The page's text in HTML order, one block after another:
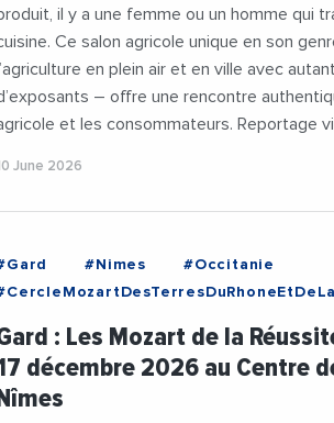
il y a une femme ou un homme qui
Ce salon agricole unique en son
l’agriculture en plein air et en ville avec
– offre une rencontre
et les consommateurs. Reportage
June 2026
#Nimes
#Occitanie
#JeanMarieChabaud
#MozartDeLaReussite
: Les Mozart de la
décembre 2026 au Centre